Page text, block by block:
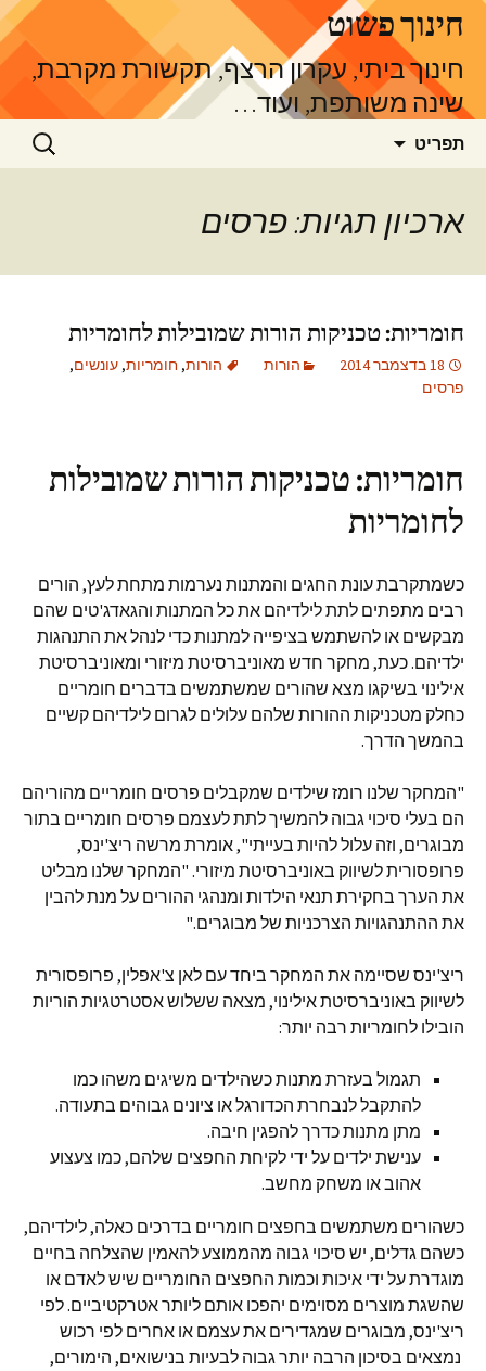
לדלג
לתוכןחינוך פשוט
חינוך ביתי, עקרון הרצף, תקשורת מקרבת,
שינה משותפת, ועוד…
תפריט חיפוש:
ארכיון תגיות: פרסים
חומריות: טכניקות הורות שמובילות לחומריות
18 בדצמבר 2014 הורות הורות, חומריות, עונשים,
פרסים
חומריות: טכניקות הורות שמובילות
לחומריות
כשמתקרבת עונת החגים והמתנות נערמות מתחת לעץ, הורים
רבים מתפתים לתת לילדיהם את כל המתנות והגאדג'טים שהם
מבקשים או להשתמש בציפייה למתנות כדי לנהל את התנהגות
ילדיהם. כעת, מחקר חדש מאוניברסיטת מיזורי ומאוניברסיטת
אילינוי בשיקגו מצא שהורים שמשתמשים בדברים חומריים
כחלק מטכניקות ההורות שלהם עלולים לגרום לילדיהם קשיים
בהמשך הדרך.
"המחקר שלנו רומז שילדים שמקבלים פרסים חומריים מהוריהם
הם בעלי סיכוי גבוה להמשיך לתת לעצמם פרסים חומריים בתור
מבוגרים, וזה עלול להיות בעייתי", אומרת מרשה ריצ'ינס,
פרופסורית לשיווק באוניברסיטת מיזורי. "המחקר שלנו מבליט
את הערך בחקירת תנאי הילדות ומנהגי ההורים על מנת להבין
את ההתנהגויות הצרכניות של מבוגרים."
ריצ'ינס שסיימה את המחקר ביחד עם לאן צ'אפלין, פרופסורית
לשיווק באוניברסיטת אילינוי, מצאה ששלוש אסטרטגיות הוריות
הובילו לחומריות רבה יותר:
תגמול בעזרת מתנות כשהילדים משיגים משהו כמו
להתקבל לנבחרת הכדורגל או ציונים גבוהים בתעודה.
מתן מתנות כדרך להפגין חיבה.
ענישת ילדים על ידי לקיחת החפצים שלהם, כמו צעצוע
אהוב או משחק מחשב.
כשהורים משתמשים בחפצים חומריים בדרכים כאלה, לילדיהם,
כשהם גדלים, יש סיכוי גבוה מהממוצע להאמין שהצלחה בחיים
מוגדרת על ידי איכות וכמות החפצים החומריים שיש לאדם או
שהשגת מוצרים מסוימים יהפכו אותם ליותר אטרקטיביים. לפי
ריצ'ינס, מבוגרים שמגדירים את עצמם או אחרים לפי רכוש
נמצאים בסיכון הרבה יותר גבוה לבעיות בנישואים, הימורים,